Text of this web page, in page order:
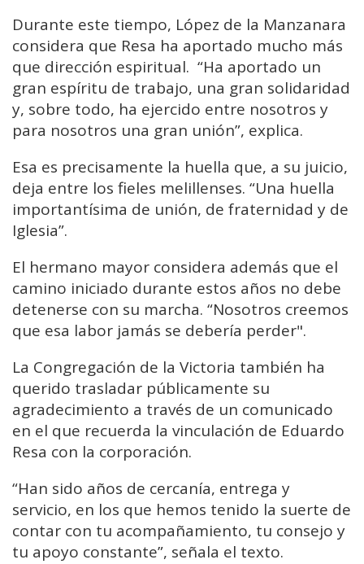
Durante este tiempo, López de la Manzanara
considera que Resa ha aportado mucho más
que dirección espiritual. “Ha aportado un
gran espíritu de trabajo, una gran solidaridad
y, sobre todo, ha ejercido entre nosotros y
para nosotros una gran unión”, explica.
Esa es precisamente la huella que, a su juicio,
deja entre los fieles melillenses. “Una huella
importantísima de unión, de fraternidad y de
Iglesia”.
El hermano mayor considera además que el
camino iniciado durante estos años no debe
detenerse con su marcha. “Nosotros creemos
que esa labor jamás se debería perder".
La Congregación de la Victoria también ha
querido trasladar públicamente su
agradecimiento a través de un comunicado
en el que recuerda la vinculación de Eduardo
Resa con la corporación.
“Han sido años de cercanía, entrega y
servicio, en los que hemos tenido la suerte de
contar con tu acompañamiento, tu consejo y
tu apoyo constante”, señala el texto.